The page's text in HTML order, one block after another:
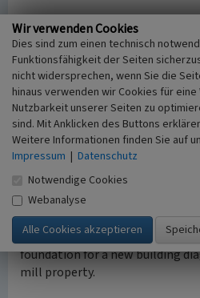
The disappeared mill pond
The mill pond was located to
had been specially constructed
lack of water power by drawing
when the Modenbach was
the summer. There was also a
Week, the fat carp were fished
population on Good Friday, for
In winter, this pond was used by
skating or other activities when
At the beginning of the 1990s,
overnight. The reason for this
foundation for a new building
mill property.
Wir verwenden Cookies
Dies sind zum einen technisch
Funktionsfähigkeit der Seiten
nicht widersprechen, wenn Sie die
hinaus verwenden wir Cookies für
Nutzbarkeit unserer Seiten zu
sind. Mit Anklicken des Buttons
Weitere Informationen finden Sie auf
Impressum | Datenschutz
Notwendige Cookies
Webanalyse